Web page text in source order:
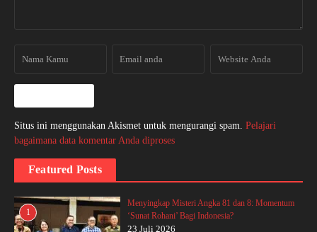
Situs ini menggunakan Akismet untuk mengurangi spam. Pelajari
bagaimana data komentar Anda diproses
Featured Posts
1
Menyingkap Misteri Angka 81 dan 8: Momentum
‘Sunat Rohani’ Bagi Indonesia?
23 Juli 2026